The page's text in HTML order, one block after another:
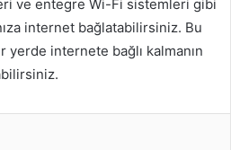
ve entegre Wi-Fi sistemleri gibi
internet bağlatabilirsiniz. Bu
yerde internete bağlı kalmanın